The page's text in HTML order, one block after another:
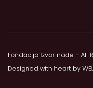
Fondacija Izvor nade - All
Designed with heart by